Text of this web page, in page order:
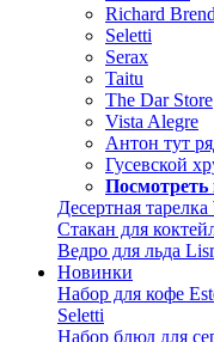
Richard
Seletti
Serax
Taitu
The Dar Store
Vista Alegre
Антон тут
Гусевской
Посмотреть
Десертная
Стакан для
Ведро для льда
Новинки
Набор для кофе
Seletti
Набор блюд для